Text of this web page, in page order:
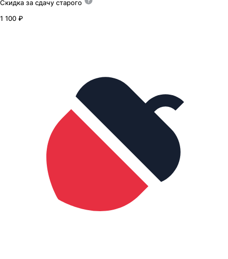
Скидка за сдачу старого
1 100 ₽